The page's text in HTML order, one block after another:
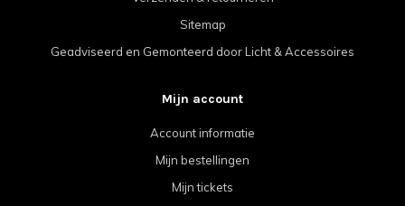
Sitemap
Geadviseerd en Gemonteerd door Licht & Accessoires
Mijn account
Account informatie
Mijn bestellingen
Mijn tickets